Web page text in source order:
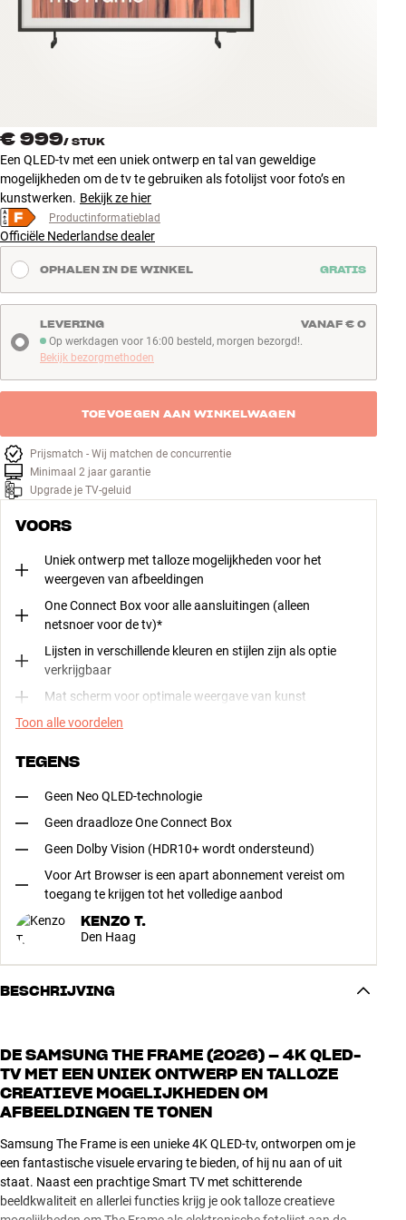
Accessoires
NIEUW
AANBIEDINGEN
Winkels
Klantenservice
Klantenservice
Bouw met geluid
€ 999/ STUK
Een QLED-tv met een uniek ontwerp en tal van geweldige
mogelijkheden om de tv te gebruiken als fotolijst voor foto’s en
kunstwerken. Bekijk ze hier
Productinformatieblad
Officiële Nederlandse dealer
OPHALEN IN DE WINKEL GRATIS
Op werkdagen voor 16:00 besteld, morgen bezorgd!
Op werkdagen voor 16:00 besteld, morgen bezorgd!.
Bekijk bezorgmethoden
LEVERING VANAF € 0
TOEVOEGEN AAN WINKELWAGEN
Prijsmatch - Wij matchen de concurrentie
Minimaal 2 jaar garantie
Upgrade je TV-geluid
VOORS
Uniek ontwerp met talloze mogelijkheden voor het
weergeven van afbeeldingen
One Connect Box voor alle aansluitingen (alleen
netsnoer voor de tv)*
Lijsten in verschillende kleuren en stijlen zijn als optie
verkrijgbaar
Mat scherm voor optimale weergave van kunst
Toon alle voordelen
TEGENS
Geen Neo QLED-technologie
Geen draadloze One Connect Box
Geen Dolby Vision (HDR10+ wordt ondersteund)
Voor Art Browser is een apart abonnement vereist om
toegang te krijgen tot het volledige aanbod
KENZO T.
Den Haag
BESCHRIJVING
DE SAMSUNG THE FRAME (2026) – 4K QLED-
TV MET EEN UNIEK ONTWERP EN TALLOZE
CREATIEVE MOGELIJKHEDEN OM
AFBEELDINGEN TE TONEN
Samsung The Frame is een unieke 4K QLED-tv, ontworpen om je
een fantastische visuele ervaring te bieden, of hij nu aan of uit
staat. Naast een prachtige Smart TV met schitterende
beeldkwaliteit en allerlei functies krijg je ook talloze creatieve